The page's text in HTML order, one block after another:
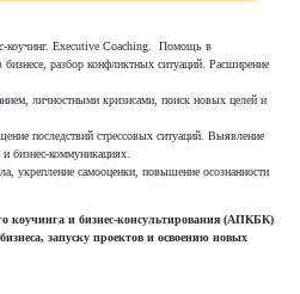
коучинг. Executive Coaching. Помощь в
бизнесе, разбор конфликтных ситуаций. Расширение
личностными кризисами, поиск новых целей и
последствий стрессовых ситуаций. Выявление
бизнес-коммуникациях.
укрепление самооценки, повышение осознанности
коучинга и бизнес-консультирования (АПКБК)
запуску проектов и освоению новых